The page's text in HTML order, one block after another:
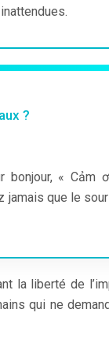
?
« Cảm
jamais que le
la liberté de
qui ne